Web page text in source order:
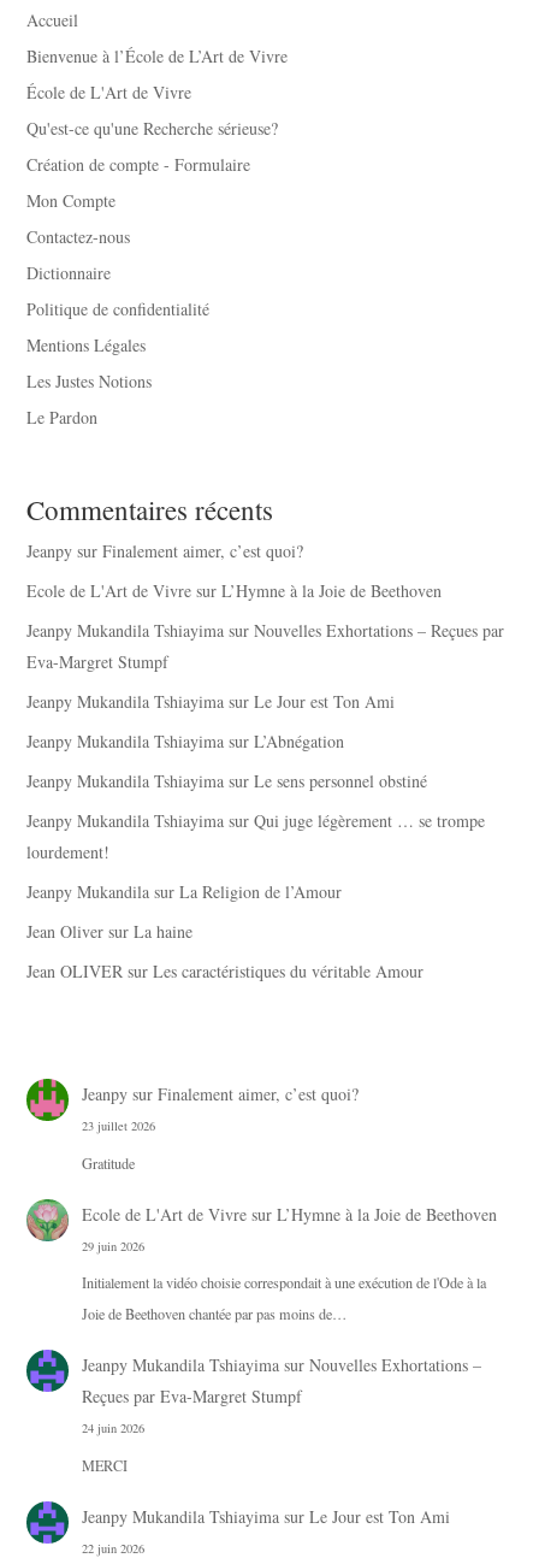
Accueil
Bienvenue à l’École de L’Art de Vivre
École de L'Art de Vivre
Qu'est-ce qu'une Recherche sérieuse?
Création de compte - Formulaire
Mon Compte
Contactez-nous
Dictionnaire
Politique de confidentialité
Mentions Légales
Les Justes Notions
Le Pardon
Commentaires récents
Jeanpy surFinalement aimer, c’est quoi?
Ecole de L'Art de Vivre surL’Hymne à la Joie de Beethoven
Jeanpy Mukandila Tshiayima surNouvelles Exhortations – Reçues par
Eva-Margret Stumpf
Jeanpy Mukandila Tshiayima surLe Jour est Ton Ami
Jeanpy Mukandila Tshiayima surL’Abnégation
Jeanpy Mukandila Tshiayima surLe sens personnel obstiné
Jeanpy Mukandila Tshiayima surQui juge légèrement … se trompe
lourdement!
Jeanpy Mukandila surLa Religion de l’Amour
Jean Oliver surLa haine
Jean OLIVER surLes caractéristiques du véritable Amour
Jeanpysur Finalement aimer, c’est quoi?
23 juillet 2026
Gratitude
Ecole de L'Art de Vivresur L’Hymne à la Joie de Beethoven
29 juin 2026
Initialement la vidéo choisie correspondait à une exécution de l'Ode à la
Joie de Beethoven chantée par pas moins de…
Jeanpy Mukandila Tshiayimasur Nouvelles Exhortations –
Reçues par Eva-Margret Stumpf
24 juin 2026
MERCI
Jeanpy Mukandila Tshiayimasur Le Jour est Ton Ami
22 juin 2026